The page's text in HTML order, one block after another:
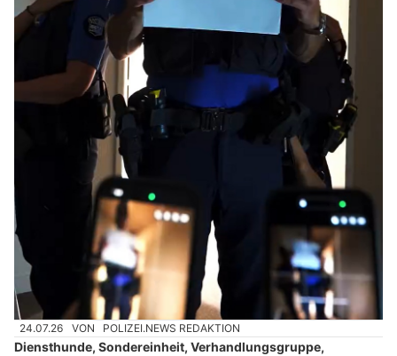
24.07.26 VON POLIZEI.NEWS REDAKTION
Diensthunde, Sondereinheit, Verhandlungsgruppe,